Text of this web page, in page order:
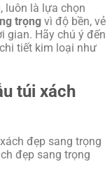
luôn là lựa chọn
trọng vì độ bền, vẻ
gian. Hãy chú ý đến
tiết kim loại như
túi xách
đẹp sang trọng